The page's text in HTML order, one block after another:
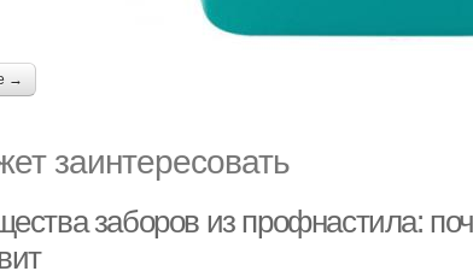
→
заинтересовать
заборов из профнастила: